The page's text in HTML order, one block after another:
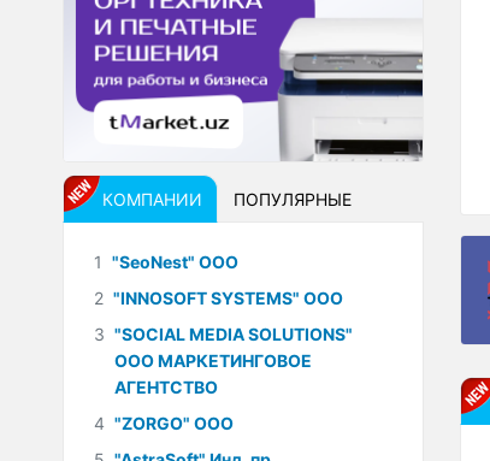
Logitech MK330
476 300 сум
PRO3000 32CD IPS
LED C-16 ...
4 232 000 сум
КОМПАНИИ ПОПУЛЯРНЫЕ
1 "SeoNest" ООО
2 "INNOSOFT SYSTEMS" ООО
3 "SOCIAL MEDIA SOLUTIONS"
ООО МАРКЕТИНГОВОЕ
АГЕНТСТВО
4 "ZORGO" ООО